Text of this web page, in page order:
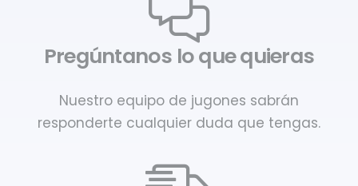
Pregúntanos lo que quieras
Nuestro equipo de jugones sabrán
responderte cualquier duda que tengas.